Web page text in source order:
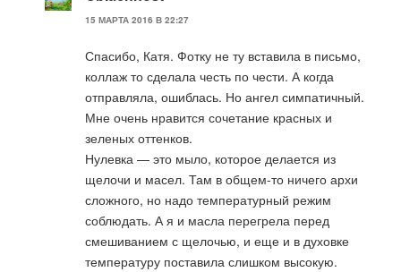
15 МАРТА 2016 В 22:27
Спасибо, Катя. Фотку не ту вставила в письмо,
коллаж то сделала честь по чести. А когда
отправляла, ошиблась. Но ангел симпатичный.
Мне очень нравится сочетание красных и
зеленых оттенков.
Нулевка — это мыло, которое делается из
щелочи и масел. Там в общем-то ничего архи
сложного, но надо температурный режим
соблюдать. А я и масла перегрела перед
смешиванием с щелочью, и еще и в духовке
температуру поставила слишком высокую.